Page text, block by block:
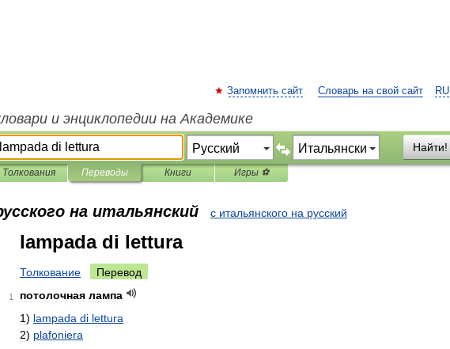
RU
Запомнить сайт Словарь на свой сайт
и энциклопедии на Академике
Найти!
Толкования Переводы Книги Игры ⚽
на итальянский с итальянского на русский
lampada di lettura
Толкование Перевод
1 потолочная лампа
1) lampada di lettura
2) plafoniera